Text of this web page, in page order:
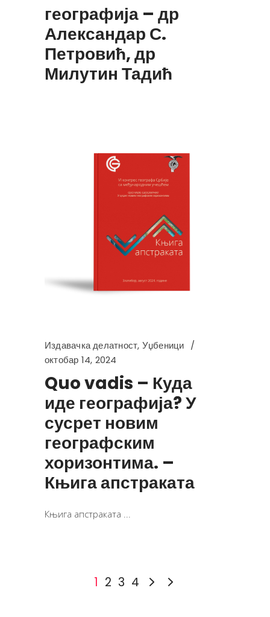
географија – др
Александар С.
Петровић, др
Милутин Тадић
Издавачка делатност, Уџбеници
октобар 14, 2024
Quo vadis – Куда
иде географија? У
сусрет новим
географским
хоризонтима. –
Књига апстраката
Књига апстраката
1 2 3 4